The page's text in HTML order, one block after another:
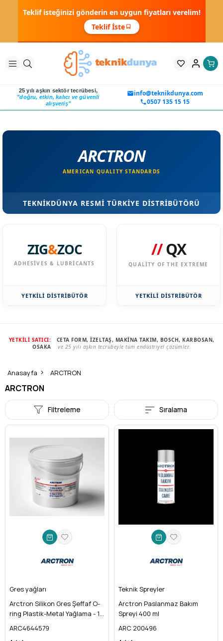
Teklif isteğinizi gönderin en uygun fiyatları verelim!
Teklif İste
25 yılı aşkın sektör tecrübesi,
"doğru, etkin, kalıcı ve güvenli
alışveriş"
info@teknikdunya.com
0507 135 15 15
ZIG&ZOC
ADHESIVES & LUBRICANTS
YETKİLİ DİSTRİBÜTÖR
ARCTRON
AMERICAN QUALITY STANDARDS
TEKNİKDÜNYA RESMİ TÜRKİYE DİSTRİBÜTÖRÜ
//QX
QUALITY OF THE EXTREME
YETKİLİ DİSTRİBÜTÖR
YETKİLİ SATICI:
CETA FORM, İZELTAŞ, MAKİNA TAKIM, BOSCH, KARBOSAN,
OSAKA
ve 25 yılı aşkın tecrübeyle tüm endüstriyel çözümler.
Anasayfa ARCTRON
ARCTRON
Filtreleme Sıralama
Gres yağları
Arctron Silikon Gres Şeffaf O-
ring Plastik-Metal Yağlama - 14
ARC4644579
Teknik Spreyler
Arctron Paslanmaz Bakım
Spreyi 400 ml
ARC 200496